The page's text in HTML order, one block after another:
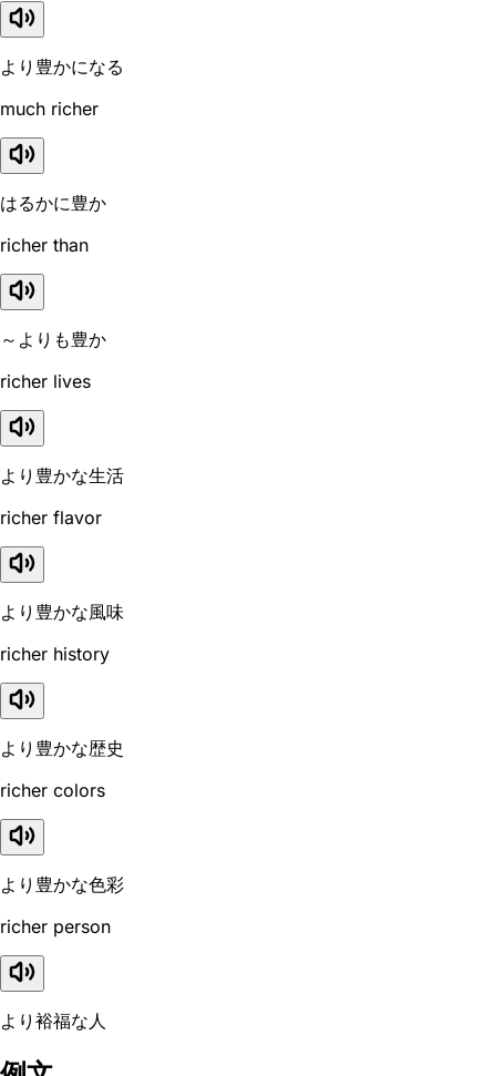
より豊かになる
much richer
はるかに豊か
richer than
～よりも豊か
richer lives
より豊かな生活
richer flavor
より豊かな風味
richer history
より豊かな歴史
richer colors
より豊かな色彩
richer person
より裕福な人